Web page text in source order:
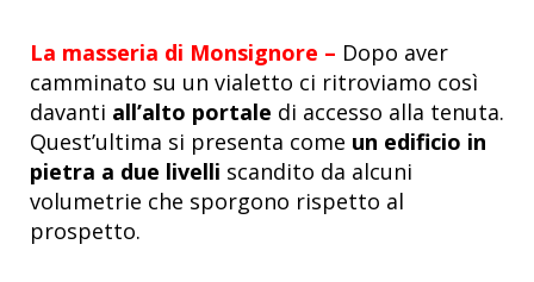
La masseria di Monsignore – Dopo aver
camminato su un vialetto ci ritroviamo così
davanti all’alto portale di accesso alla tenuta.
Quest’ultima si presenta come un edificio in
pietra a due livelli scandito da alcuni
volumetrie che sporgono rispetto al
prospetto.